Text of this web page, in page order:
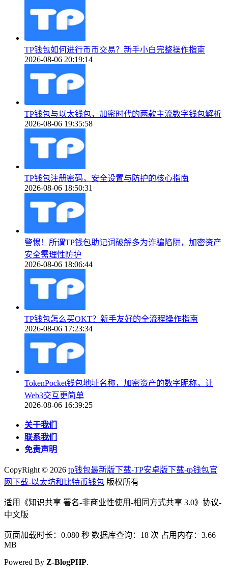
TP钱包如何进行币币交易？新手小白完整操作指南
2026-08-06 20:19:14
TP钱包与以太钱包，加密时代的两款主流数字钱包解析
2026-08-06 19:35:58
TP钱包注册密码，安全设置与防护的核心指南
2026-08-06 18:50:31
警惕！所谓TP钱包助记词破解多为诈骗陷阱，加密资产
安全需理性防护
2026-08-06 18:06:44
TP钱包怎么买OKT？新手友好的全流程操作指南
2026-08-06 17:23:34
TokenPocket钱包地址名称，加密资产的数字昵称，让
Web3交互更简单
2026-08-06 16:39:25
关于我们
联系我们
免责声明
CopyRight © 2026 tp钱包最新版下载-TP安卓版下载-tp钱包官
网下载-以太坊和比特币钱包 版权所有
适用《知识共享 署名-非商业性使用-相同方式共享 3.0》协议-
中文版
页面加载时长：0.080 秒 数据库查询：18 次 占用内存：3.66
MB
Powered By Z-BlogPHP.